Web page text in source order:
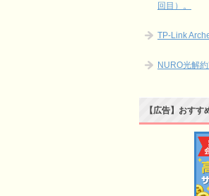
回目）。
TP-Link
NURO光解約
【広告】おすす